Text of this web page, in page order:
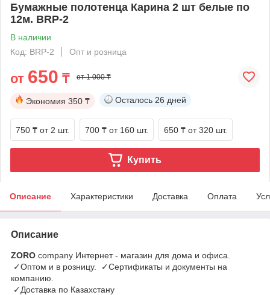
Бумажные полотенца Карина 2 шт белые по
12м. BRP-2
В наличии
Код: BRP-2
Опт и розница
от 650 ₸ от 1 000 ₸
Экономия 350 ₸ Осталось 26 дней
750 ₸ от 2 шт. 700 ₸ от 160 шт. 650 ₸ от 320 шт.
Купить
Описание Характеристики Доставка Оплата
Описание
ZORO company Интернет - магазин для дома и офиса.
✓Оптом и в розницу. ✓Сертификаты и документы на
компанию.
✓Доставка по Казахстану